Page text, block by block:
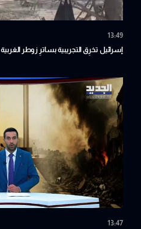
13:49
إسرائيل تخرِق التجريبية بساترِ زوطر الغربية
13:47